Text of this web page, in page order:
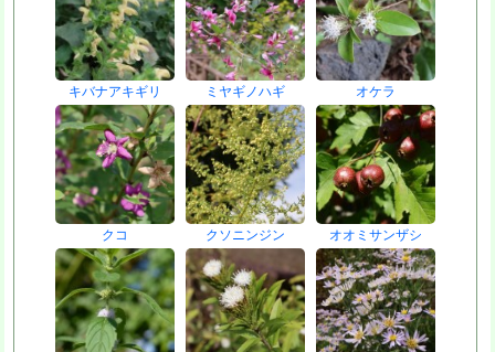
キバナアキギリ ミヤギノハギ オケラ
クコ クソニンジン オオミサンザシ